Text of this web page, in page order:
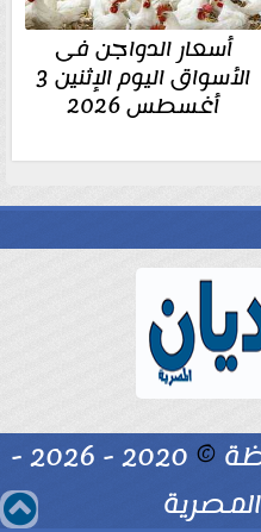
أسعار الدواجن فى
الأسواق اليوم الإثنين 3
أغسطس 2026
©
2020 - 2026 -